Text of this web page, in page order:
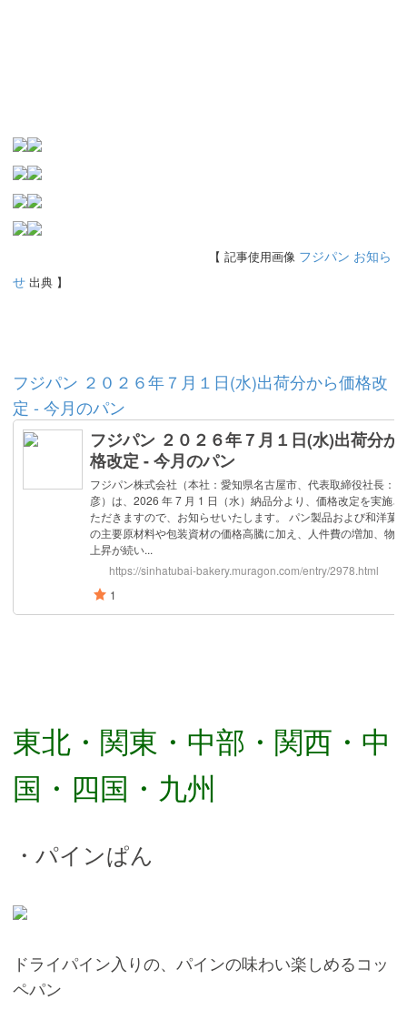
【 記事使用画像 フジパン お知ら
せ 出典 】
フジパン ２０２６年７月１日(水)出荷分から価格改
定 - 今月のパン
東北・関東・中部・関西・中
国・四国・九州
・パインぱん
ドライパイン入りの、パインの味わい楽しめるコッ
ペパン